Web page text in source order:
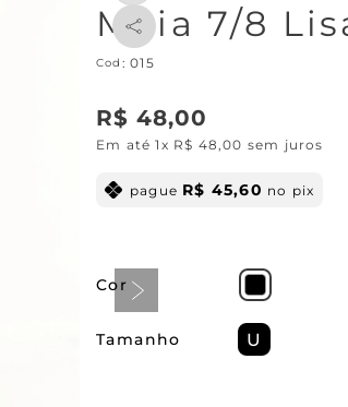
Meia 7/8
: 015
R$ 48,00
Em até1 x R$ 48,00 sem juros
pague R$ 45,60 no pix
Cor
Tamanho U